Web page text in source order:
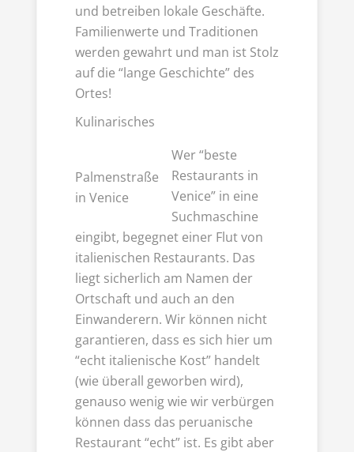
und betreiben lokale Geschäfte.
Familienwerte und Traditionen
werden gewahrt und man ist Stolz
auf die “lange Geschichte” des
Ortes!
Kulinarisches
Palmenstraße
in Venice
Wer “beste
Restaurants in
Venice” in eine
Suchmaschine
eingibt, begegnet einer Flut von
italienischen Restaurants. Das
liegt sicherlich am Namen der
Ortschaft und auch an den
Einwanderern. Wir können nicht
garantieren, dass es sich hier um
“echt italienische Kost” handelt
(wie überall geworben wird),
genauso wenig wie wir verbürgen
können dass das peruanische
Restaurant “echt” ist. Es gibt aber